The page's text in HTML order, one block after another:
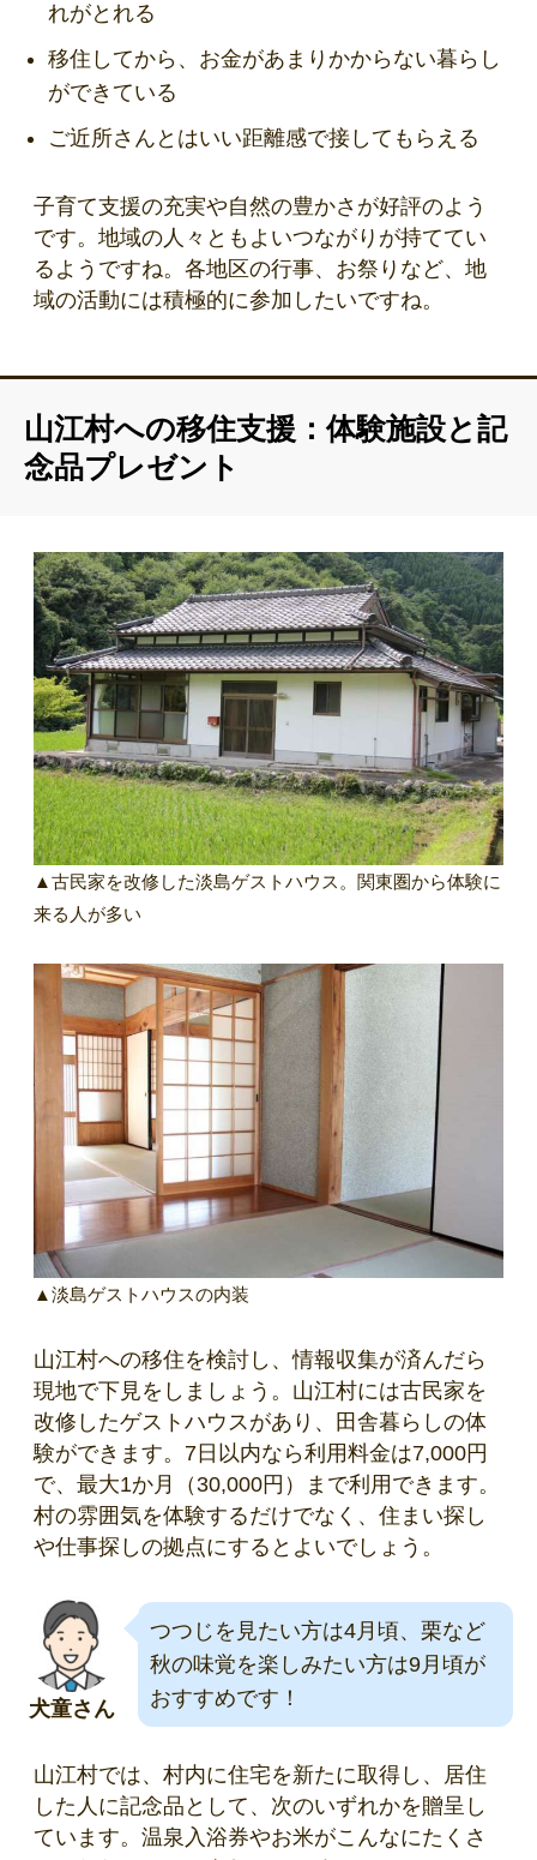
れがとれる
移住してから、お金があまりかからない暮らし
ができている
ご近所さんとはいい距離感で接してもらえる
子育て支援の充実や自然の豊かさが好評のよう
です。地域の人々ともよいつながりが持ててい
るようですね。各地区の行事、お祭りなど、地
域の活動には積極的に参加したいですね。
山江村への移住支援：体験施設と記
念品プレゼント
▲古民家を改修した淡島ゲストハウス。関東圏から体験に
来る人が多い
▲淡島ゲストハウスの内装
山江村への移住を検討し、情報収集が済んだら
現地で下見をしましょう。山江村には古民家を
改修したゲストハウスがあり、田舎暮らしの体
験ができます。7日以内なら利用料金は7,000円
で、最大1か月（30,000円）まで利用できます。
村の雰囲気を体験するだけでなく、住まい探し
や仕事探しの拠点にするとよいでしょう。
犬童さん
つつじを見たい方は4月頃、栗など
秋の味覚を楽しみたい方は9月頃が
おすすめです！
山江村では、村内に住宅を新たに取得し、居住
した人に記念品として、次のいずれかを贈呈し
ています。温泉入浴券やお米がこんなにたくさ